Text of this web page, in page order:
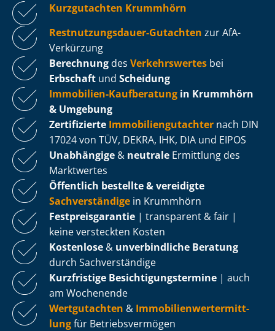
Kurzgutachten Krummhörn
Rest­nut­zungs­dau­er-Gutachten zur AfA-
Verkürzung
Berechnung des Verkehrswertes bei
Erbschaft und Scheidung
Immobilien-Kaufberatung in Krummhörn
& Umgebung
Zertifizierte Im­mo­bi­li­en­gut­ach­ter nach DIN
17024 von TÜV, DEKRA, IHK, DIA und EIPOS
Unabhängige & neutrale Ermittlung des
Marktwertes
Öffentlich bestellte & vereidigte
Sachverständige in Krummhörn
Fest­preis­ga­ran­tie | transparent & fair |
keine versteckten Kosten
Kostenlose & unverbindliche Beratung
durch Sachverständige
Kurzfristige Be­sich­ti­gungs­ter­mi­ne | auch
am Wochenende
Wertgutachten & Im­mo­bi­li­en­wert­ermitt­
lungfür Be­triebs­ver­mö­gen